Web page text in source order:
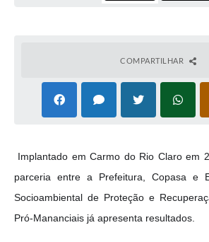
COMPARTILHAR
Implantado em Carmo do Rio Claro em
parceria entre a Prefeitura, Copasa e
Socioambiental de Proteção e
Pró-Mananciais já apresenta resultados.